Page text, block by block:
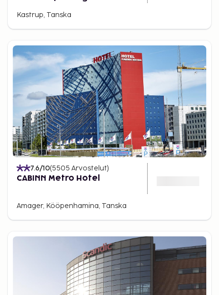
Kastrup, Tanska
7.6/10(5505 Arvostelut)
CABINN Metro Hotel
Amager, Kööpenhamina, Tanska